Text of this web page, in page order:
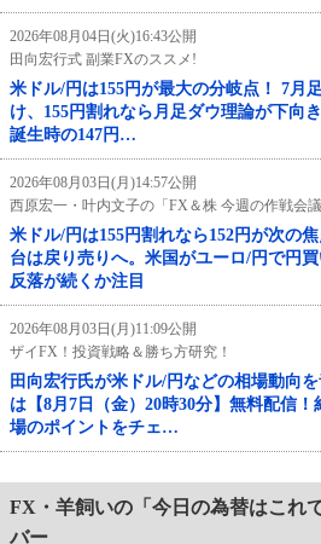
2026年08月04日(火)16:43公開
田向宏行式 副業FXのススメ!
米ドル/円は155円が最大の分岐点！ 7月
け、155円割れなら月足ダウ理論が下向
誕生時の147円…
2026年08月03日(月)14:57公開
西原宏一・叶内文子の「FX＆株 今週の作戦会議
米ドル/円は155円割れなら152円が次の
台は戻り売りへ。米国がユーロ/円で円
反落が続くか注目
2026年08月03日(月)11:09公開
ザイFX！投資戦略＆勝ち方研究！
田向宏行氏が米ドル/円などの相場動向
は【8月7日（金）20時30分】無料配信
場のポイントをチェ…
FX・羊飼いの「今日の為替はこれ
バー